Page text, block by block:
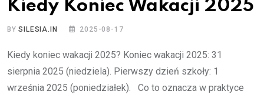
Kiedy Koniec Wakacji 2025
BYSILESIA.IN 2025-08-17
Kiedy koniec wakacji 2025? Koniec wakacji 2025: 31
sierpnia 2025 (niedziela). Pierwszy dzień szkoły: 1
września 2025 (poniedziałek). Co to oznacza w praktyce